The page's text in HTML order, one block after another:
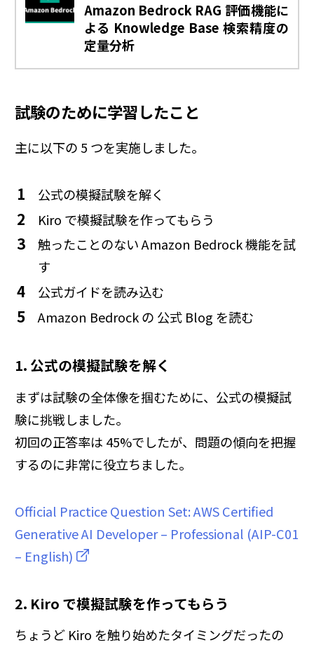
Amazon Bedrock RAG 評価機能に
よる Knowledge Base 検索精度の
定量分析
試験のために学習したこと
主に以下の 5 つを実施しました。
公式の模擬試験を解く
Kiro で模擬試験を作ってもらう
触ったことのない Amazon Bedrock 機能を試
す
公式ガイドを読み込む
Amazon Bedrock の 公式 Blog を読む
1. 公式の模擬試験を解く
まずは試験の全体像を掴むために、公式の模擬試
験に挑戦しました。
初回の正答率は 45%でしたが、問題の傾向を把握
するのに非常に役立ちました。
Official Practice Question Set: AWS Certified
Generative AI Developer – Professional (AIP-C01
– English)
2. Kiro で模擬試験を作ってもらう
ちょうど Kiro を触り始めたタイミングだったの